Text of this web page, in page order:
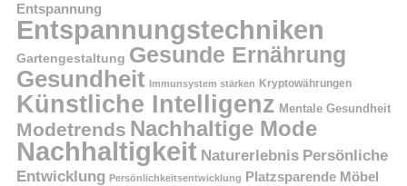
Entspannung
Entspannungstechniken
Gartengestaltung Gesunde Ernährung
Gesundheit Immunsystem stärken Kryptowährungen
Künstliche Intelligenz Mentale Gesundheit
Modetrends Nachhaltige Mode
Nachhaltigkeit Naturerlebnis Persönliche
Entwicklung Persönlichkeitsentwicklung Platzsparende Möbel